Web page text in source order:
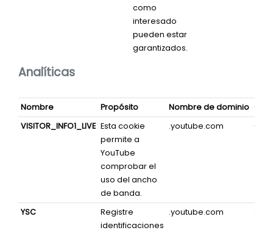
Analíticas
como
interesado
pueden estar
garantizados.
Nombre Propósito Nombre de dominio
VISITOR_INFO1_LIVE Esta cookie
permite a
YouTube
comprobar el
uso del ancho
de banda.
.youtube.com 6
YSC
Registre
identificaciones
.youtube.com